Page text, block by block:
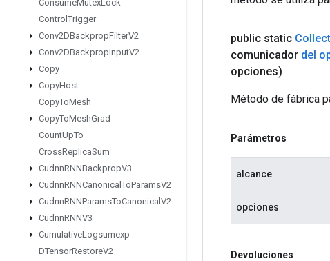
ConsumeMutexLock
Control Trigger
Conv2DBackpropFilterV2
Conv2DBackpropInputV2
Copy
CopyHost
CopyToMesh
CopyToMeshGrad
CountUpTo
CrossReplicaSum
CudnnRNNBackpropV3
CudnnRNNCanonical ToParamsV2
CudnnRNNParamsToCanonical V2
CudnnRNNV3
CumulativeLogsumexp
DTensorRestoreV2
public static
comunicador del
opciones)
Método de fábrica
Parámetros
alcance
opciones
Devoluciones